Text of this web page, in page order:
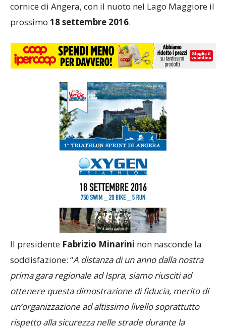
cornice di Angera, con il nuoto nel Lago Maggiore il
prossimo 18 settembre 2016.
Il presidente Fabrizio Minarini non nasconde la
soddisfazione: “A distanza di un anno dalla nostra
prima gara regionale ad Ispra, siamo riusciti ad
ottenere questa dimostrazione di fiducia, merito di
un’organizzazione ad altissimo livello soprattutto
rispetto alla sicurezza nelle strade durante la